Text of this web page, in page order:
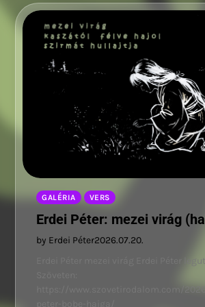
GALÉRIA VERS
Erdei Péter: mezei virág
by Erdei Péter2026.07.20.
Erdei Péter mezei virág Erdei Péter
https://www.szovetirodalom.com/